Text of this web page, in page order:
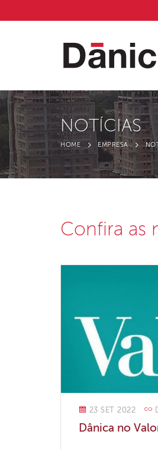
NOTÍCIAS
HOME EMPRESA
Confira as
23 SET 2022
Dânica no